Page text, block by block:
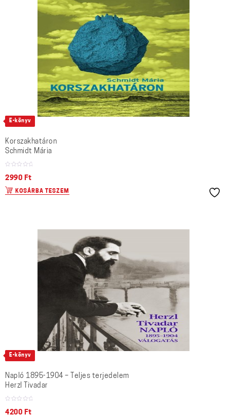
E-könyv
Korszakhatáron
Schmidt Mária
2990 Ft
KOSÁRBA TESZEM
E-könyv
Napló 1895-1904 – Teljes terjedelem
Herzl Tivadar
4200 Ft